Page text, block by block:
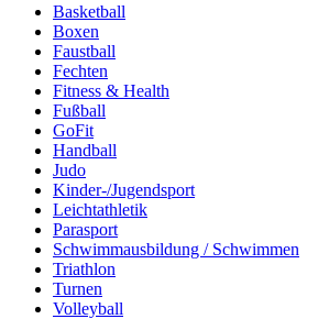
Basketball
Boxen
Faustball
Fechten
Fitness & Health
Fußball
GoFit
Handball
Judo
Kinder-/Jugendsport
Leichtathletik
Parasport
Schwimmausbildung / Schwimmen
Triathlon
Turnen
Volleyball